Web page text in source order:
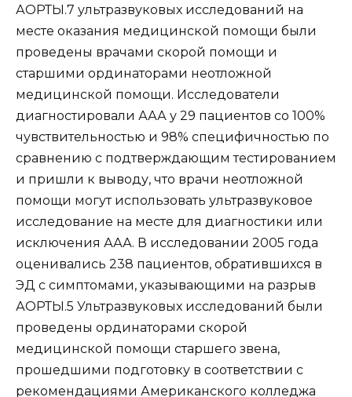
АОРТЫ.7 ультразвуковых исследований на
месте оказания медицинской помощи были
проведены врачами скорой помощи и
старшими ординаторами неотложной
медицинской помощи. Исследователи
диагностировали ААА у 29 пациентов со 100%
чувствительностью и 98% специфичностью по
сравнению с подтверждающим тестированием
и пришли к выводу, что врачи неотложной
помощи могут использовать ультразвуковое
исследование на месте для диагностики или
исключения ААА. В исследовании 2005 года
оценивались 238 пациентов, обратившихся в
ЭД с симптомами, указывающими на разрыв
АОРТЫ.5 Ультразвуковых исследований были
проведены ординаторами скорой
медицинской помощи старшего звена,
прошедшими подготовку в соответствии с
рекомендациями Американского колледжа